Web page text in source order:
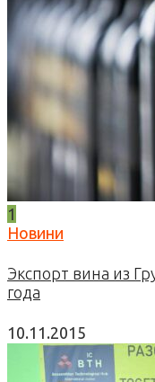
1
Новини
Экспорт вина из
года
10.11.2015